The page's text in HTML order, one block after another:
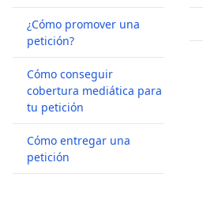
¿Cómo promover una
petición?
Cómo conseguir
cobertura mediática para
tu petición
Cómo entregar una
petición